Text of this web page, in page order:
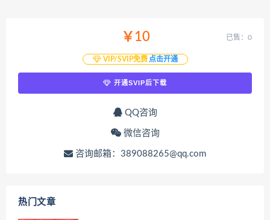
￥10
VIP/SVIP免费 点击开通
已售：0
开通SVIP后下载
QQ咨询
微信咨询
咨询邮箱：389088265@qq.com
热门文章